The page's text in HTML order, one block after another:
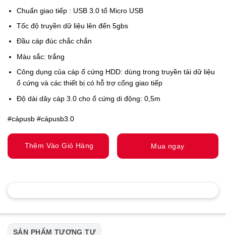
Chuẩn giao tiếp : USB 3.0 tổ Micro USB
Tốc độ truyền dữ liệu lên đến 5gbs
Đầu cáp đúc chắc chắn
Màu sắc: trắng
Công dụng của cáp ổ cứng HDD: dùng trong truyền tải dữ liệu
ổ cứng và các thiết bị có hỗ trợ cổng giao tiếp
Độ dài dây cáp 3.0 cho ổ cứng di động: 0,5m
#cápusb #cápusb3.0
Thêm Vào Giỏ Hàng Mua ngay
SẢN PHẨM TƯƠNG TỰ